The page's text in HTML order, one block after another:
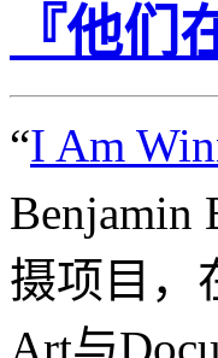
『他
“I Am
Benjamin
摄项目，
Art与